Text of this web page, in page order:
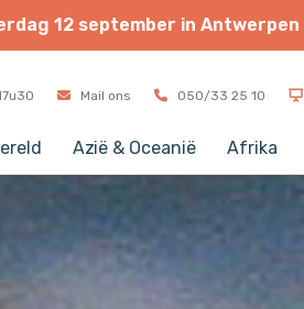
12 september in Antwerpen
Mail ons 050/33 25 10
Azië & Oceanië Afrika